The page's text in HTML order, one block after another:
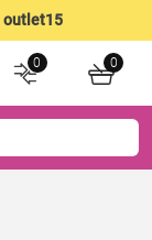
outlet15
0 0